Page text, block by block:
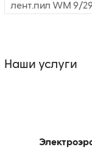
лент.пил WM 9/
Наши услуги